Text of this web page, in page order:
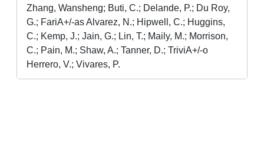
Zhang, Wansheng; Buti, C.; Delande, P.; Du Roy,
G.; FariA+/-as Alvarez, N.; Hipwell, C.; Huggins,
C.; Kemp, J.; Jain, G.; Lin, T.; Maily, M.; Morrison,
C.; Pain, M.; Shaw, A.; Tanner, D.; TriviA+/-o
Herrero, V.; Vivares, P.